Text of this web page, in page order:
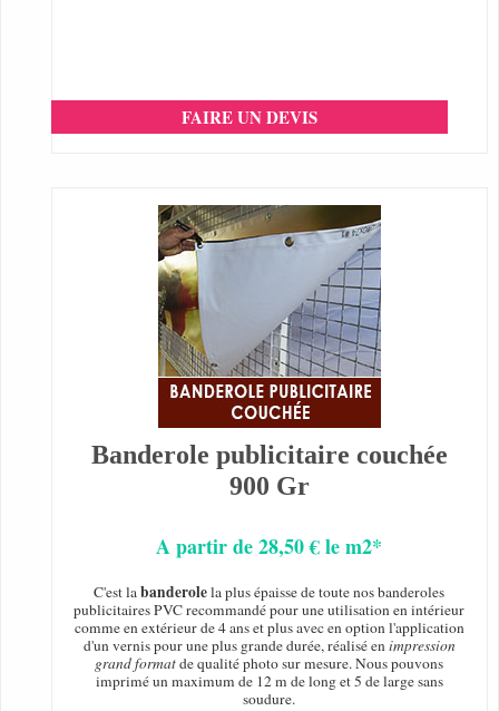
FAIRE UN DEVIS
Banderole publicitaire couchée
900 Gr
A partir de 28,50 € le m2*
C'est labanderolela plus épaisse de toute nos banderoles
publicitaires PVC recommandé pour une utilisation en intérieur
comme en extérieur de 4 ans et plus avec en option l'application
d'un vernis pour une plus grande durée, réalisé enimpression
grand formatde qualité photo sur mesure. Nous pouvons
imprimé un maximum de 12 m de long et 5 de large sans
soudure.